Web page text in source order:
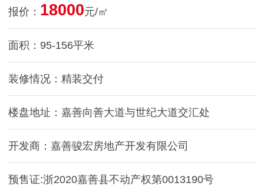
报价： 18000元/㎡
面积：95-156平米
装修情况：精装交付
楼盘地址：嘉善向善大道与世纪大道交汇处
开发商：嘉善骏宏房地产开发有限公司
预售证:浙2020嘉善县不动产权第0013190号